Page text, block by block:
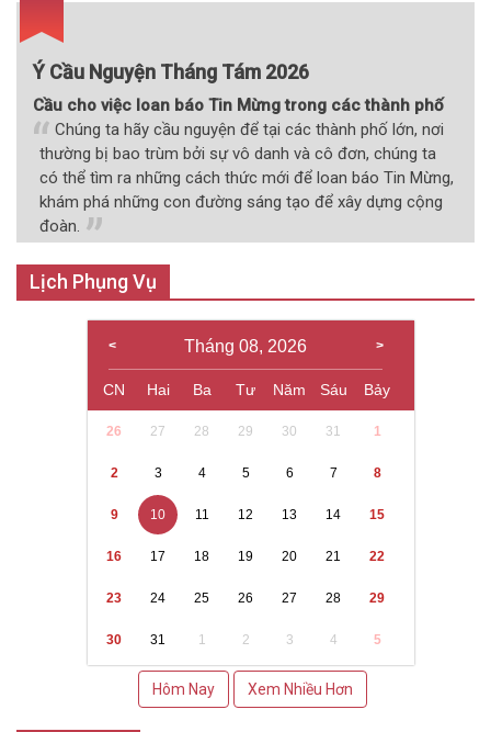
viết
Ý Cầu Nguyện Tháng Tám 2026
Cầu cho việc loan báo Tin Mừng trong các thành phố
Chúng ta hãy cầu nguyện để tại các thành phố lớn, nơi
thường bị bao trùm bởi sự vô danh và cô đơn, chúng ta
có thể tìm ra những cách thức mới để loan báo Tin Mừng,
khám phá những con đường sáng tạo để xây dựng cộng
đoàn.
Lịch Phụng Vụ
Tháng 08, 2026
CN Hai Ba Tư Năm Sáu Bảy
26 27 28 29 30 31 1
2 3 4 5 6 7 8
9 10 11 12 13 14 15
16 17 18 19 20 21 22
23 24 25 26 27 28 29
30 31 1 2 3 4 5
Hôm Nay Xem Nhiều Hơn